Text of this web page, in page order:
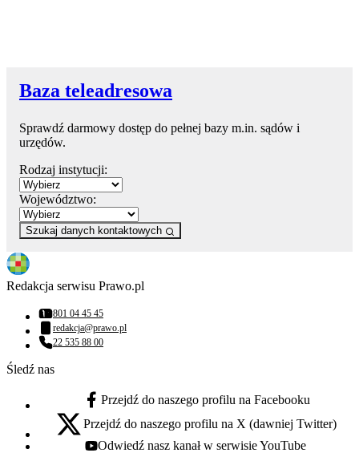
Baza teleadresowa
Sprawdź darmowy dostęp do pełnej bazy m.in. sądów i
urzędów.
Rodzaj instytucji:
Województwo:
Szukaj danych kontaktowych
Redakcja serwisu Prawo.pl
Numer telefonu:
801 04 45 45
Adres email:
redakcja@prawo.pl
Numer telefonu:
22 535 88 00
Śledź nas
facebook - otwiera się w nowej karcie
Przejdź do naszego profilu na Facebooku
x - otwiera się w nowej karcie
Przejdź do naszego profilu na X (dawniej Twitter)
youtube - otwiera się w nowej karcie
Odwiedź nasz kanał w serwisie YouTube